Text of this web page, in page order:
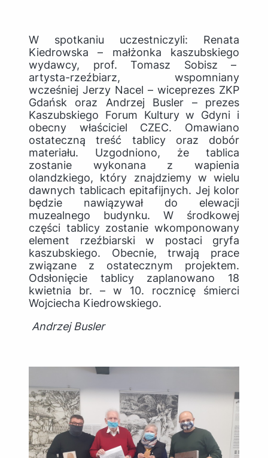
W spotkaniu uczestniczyli: Renata
Kiedrowska – małżonka kaszubskiego
wydawcy, prof. Tomasz Sobisz –
artysta-rzeźbiarz, wspomniany
wcześniej Jerzy Nacel – wiceprezes ZKP
Gdańsk oraz Andrzej Busler – prezes
Kaszubskiego Forum Kultury w Gdyni i
obecny właściciel CZEC. Omawiano
ostateczną treść tablicy oraz dobór
materiału. Uzgodniono, że tablica
zostanie wykonana z wapienia
olandzkiego, który znajdziemy w wielu
dawnych tablicach epitafijnych. Jej kolor
będzie nawiązywał do elewacji
muzealnego budynku. W środkowej
części tablicy zostanie wkomponowany
element rzeźbiarski w postaci gryfa
kaszubskiego. Obecnie, trwają prace
związane z ostatecznym projektem.
Odsłonięcie tablicy zaplanowano 18
kwietnia br. – w 10. rocznicę śmierci
Wojciecha Kiedrowskiego.
Andrzej Busler